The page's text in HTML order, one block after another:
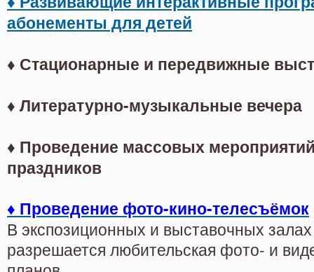
абонементы для детей
♦ Стационарные и передвижные
♦ Литературно-музыкальные вечера
♦ Проведение массовых
праздников
♦ Проведение фото-кино-телесъёмок
В экспозиционных и выставочных
разрешается любительская фото- и